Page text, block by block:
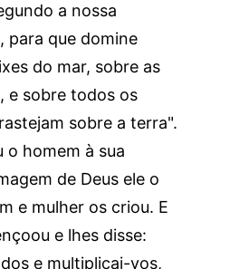
a nossa
para que domine
do mar, sobre as
e sobre todos os
sobre a terra".
o homem à sua
de Deus ele o
e mulher os criou. E
e lhes disse:
e multiplicai-vos,